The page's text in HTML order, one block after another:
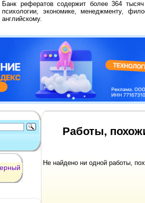
Банк рефератов содержит более 364
психологии, экономике, менеджменту,
английскому.
Работы,
Не найдено ни одной работы,